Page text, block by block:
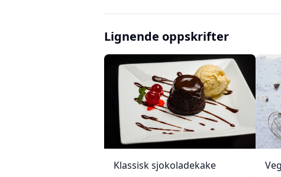
Lignende oppskrifter
Klassisk sjokoladekake